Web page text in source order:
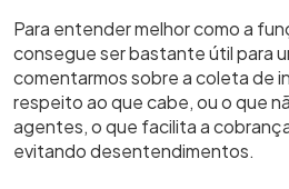
Para entender melhor como a
consegue ser bastante útil para
comentarmos sobre a coleta de
respeito ao que cabe, ou o que
agentes, o que facilita a
evitando desentendimentos.